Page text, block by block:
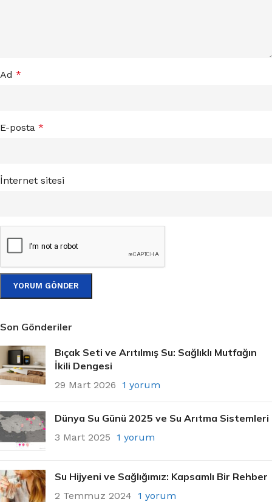
Son Gönderiler
Bıçak Seti ve Arıtılmış Su: Sağlıklı Mutfağın
İkili Dengesi
29 Mart 2026 1 yorum
Dünya Su Günü 2025 ve Su Arıtma Sistemleri
3 Mart 2025 1 yorum
Su Hijyeni ve Sağlığımız: Kapsamlı Bir Rehber
2 Temmuz 2024 1 yorum
Ad *
E-posta *
İnternet sitesi